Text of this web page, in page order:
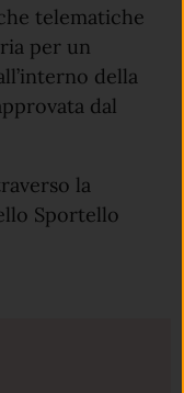
telematiche
per un
della
dal
la
Sportello